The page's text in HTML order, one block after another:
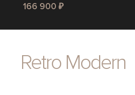
166 900 ₽
Retro Modern